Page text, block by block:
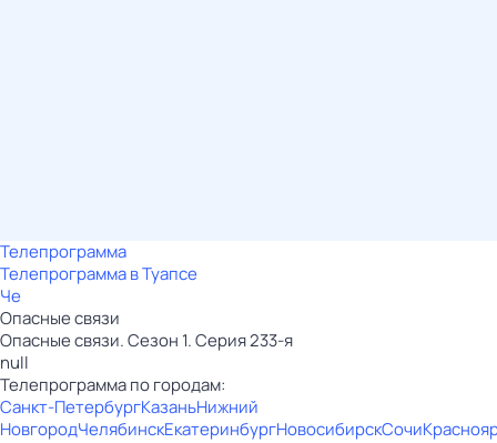
Телепрограмма
Телепрограмма в Туапсе
Че
Опасные связи
Опасные связи. Сезон 1. Серия 233-я
null
Телепрограмма по городам:
Санкт-ПетербургКазаньНижний
НовгородЧелябинскЕкатеринбургНовосибирскСочи